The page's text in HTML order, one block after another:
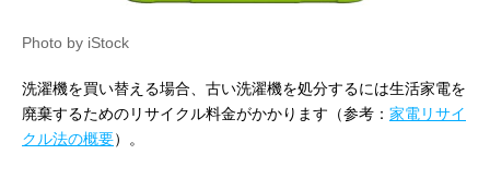
Photo by iStock
洗濯機を買い替える場合、古い洗濯機を処分するには生活家電を
廃棄するためのリサイクル料金がかかります（参考： 家電リサイ
クル法の概要）。